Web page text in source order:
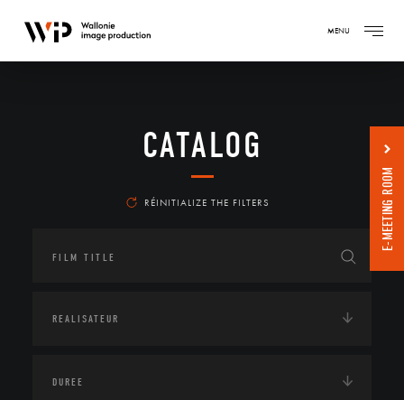
MENU
CATALOG
RÉINITIALIZE THE FILTERS E-MEETING ROOM